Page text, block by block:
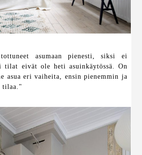
asumaan pienesti, siksi ei
tilat eivät ole heti asuinkäytössä. On
asua eri vaiheita, ensin pienemmin ja
tilaa."